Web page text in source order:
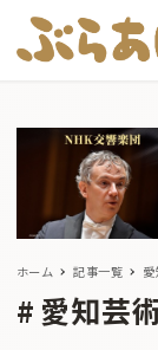
ホーム 記事一覧
愛知芸